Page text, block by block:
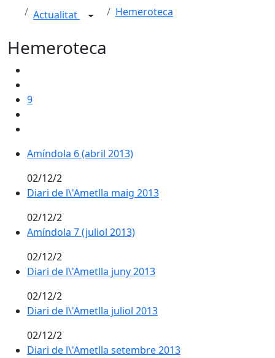
Actualitat Hemeroteca
Hemeroteca
9
Amíndola 6 (abril 2013)
02/12/2
Diari de l\'Ametlla maig 2013
02/12/2
Amíndola 7 (juliol 2013)
02/12/2
Diari de l\'Ametlla juny 2013
02/12/2
Diari de l\'Ametlla juliol 2013
02/12/2
Diari de l\'Ametlla setembre 2013